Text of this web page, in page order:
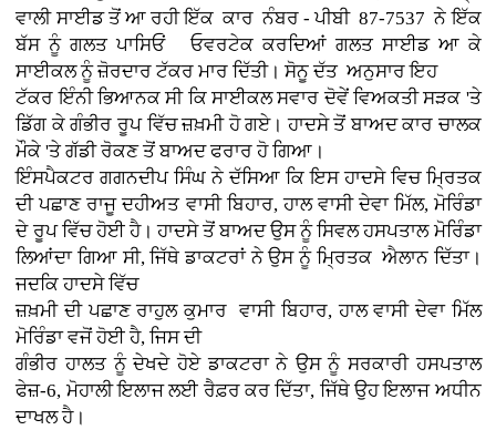
ਵਾਲੀ ਸਾਈਡ ਤੋਂ ਆ ਰਹੀ ਇੱਕ ਕਾਰ ਨੰਬਰ - ਪੀਬੀ 87-7537 ਨੇ ਇੱਕ
ਬੱਸ ਨੂੰ ਗਲਤ ਪਾਸਿਓਂ ਓਵਰਟੇਕ ਕਰਦਿਆਂ ਗਲਤ ਸਾਈਡ ਆ ਕੇ
ਸਾਈਕਲ ਨੂੰ ਜ਼ੋਰਦਾਰ ਟੱਕਰ ਮਾਰ ਦਿੱਤੀ। ਸੋਨੂ ਦੱਤ ਅਨੁਸਾਰ ਇਹ
ਟੱਕਰ ਇੰਨੀ ਭਿਆਨਕ ਸੀ ਕਿ ਸਾਈਕਲ ਸਵਾਰ ਦੋਵੇਂ ਵਿਅਕਤੀ ਸੜਕ 'ਤੇ
ਡਿੱਗ ਕੇ ਗੰਭੀਰ ਰੂਪ ਵਿੱਚ ਜ਼ਖ਼ਮੀ ਹੋ ਗਏ। ਹਾਦਸੇ ਤੋਂ ਬਾਅਦ ਕਾਰ ਚਾਲਕ
ਮੌਕੇ 'ਤੇ ਗੱਡੀ ਰੋਕਣ ਤੋਂ ਬਾਅਦ ਫਰਾਰ ਹੋ ਗਿਆ।
ਇੰਸਪੈਕਟਰ ਗਗਨਦੀਪ ਸਿੰਘ ਨੇ ਦੱਸਿਆ ਕਿ ਇਸ ਹਾਦਸੇ ਵਿਚ ਮ੍ਰਿਤਕ
ਦੀ ਪਛਾਣ ਰਾਜੂ ਦਹੀਅਤ ਵਾਸੀ ਬਿਹਾਰ, ਹਾਲ ਵਾਸੀ ਦੇਵਾ ਮਿੱਲ, ਮੋਰਿੰਡਾ
ਦੇ ਰੂਪ ਵਿੱਚ ਹੋਈ ਹੈ। ਹਾਦਸੇ ਤੋਂ ਬਾਅਦ ਉਸ ਨੂੰ ਸਿਵਲ ਹਸਪਤਾਲ ਮੋਰਿੰਡਾ
ਲਿਆਂਦਾ ਗਿਆ ਸੀ, ਜਿੱਥੇ ਡਾਕਟਰਾਂ ਨੇ ਉਸ ਨੂੰ ਮ੍ਰਿਤਕ ਐਲਾਨ ਦਿੱਤਾ।
ਜਦਕਿ ਹਾਦਸੇ ਵਿੱਚ
ਜ਼ਖ਼ਮੀ ਦੀ ਪਛਾਣ ਰਾਹੁਲ ਕੁਮਾਰ ਵਾਸੀ ਬਿਹਾਰ, ਹਾਲ ਵਾਸੀ ਦੇਵਾ ਮਿੱਲ
ਮੋਰਿੰਡਾ ਵਜੋਂ ਹੋਈ ਹੈ, ਜਿਸ ਦੀ
ਗੰਭੀਰ ਹਾਲਤ ਨੂੰ ਦੇਖਦੇ ਹੋਏ ਡਾਕਟਰਾ ਨੇ ਉਸ ਨੂੰ ਸਰਕਾਰੀ ਹਸਪਤਾਲ
ਫੇਜ਼-6, ਮੋਹਾਲੀ ਇਲਾਜ ਲਈ ਰੈਫ਼ਰ ਕਰ ਦਿੱਤਾ, ਜਿੱਥੇ ਉਹ ਇਲਾਜ ਅਧੀਨ
ਦਾਖਲ ਹੈ।